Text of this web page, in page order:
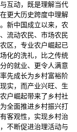
互动，既是理解当代
更大历史跨度中理解
新中国成立以来，农
流动农民、市场农民
区，专业农户崛起已
化的洗礼，比之传统
的就业、更令人满意
先成长为乡村富裕阶
实，而产业兴旺、生
户崛起带来了乡村社
全面推进乡村振兴打
客观性，实现乡村治
不断促进治理活动与